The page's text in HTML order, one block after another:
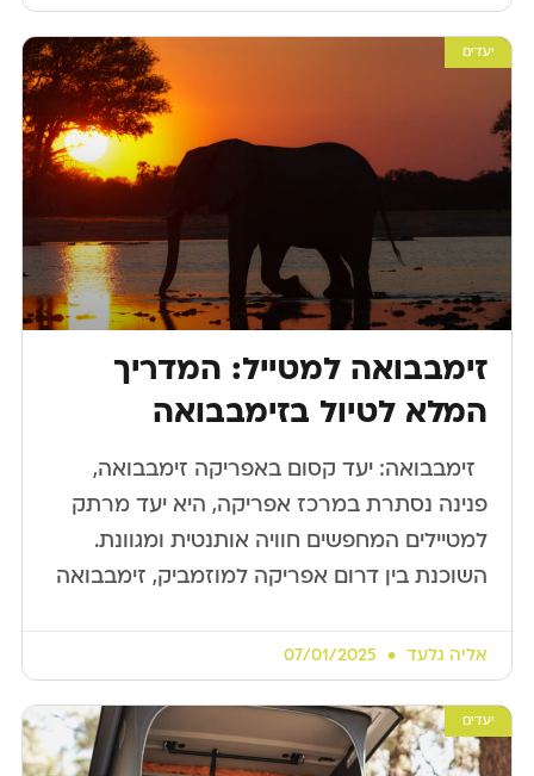
יעדים
זימבבואה למטייל: המדריך
המלא לטיול בזימבבואה
​ ​ זימבבואה: יעד קסום באפריקה זימבבואה,
פנינה נסתרת במרכז אפריקה, היא יעד מרתק
למטיילים המחפשים חוויה אותנטית ומגוונת.
השוכנת בין דרום אפריקה למוזמביק, זימבבואה
אליה גלעד
יעדים